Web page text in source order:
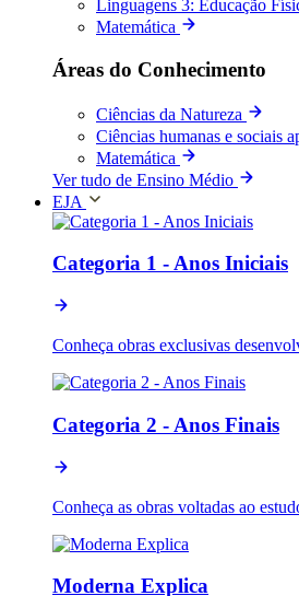
Linguagens 3: Educação
Matemática
Áreas do Conhecimento
Ciências da Natureza
Ciências humanas e sociais
Matemática
Ver tudo de Ensino Médio
EJA
Categoria 1 - Anos Iniciais
Conheça obras exclusivas
Categoria 2 - Anos Finais
Conheça as obras voltadas ao
Moderna Explica